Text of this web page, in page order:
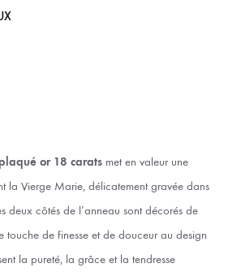
or 18 carats met en valeur une
la Vierge Marie, délicatement gravée dans
deux côtés de l’anneau sont décorés de
touche de finesse et de douceur au design
la pureté, la grâce et la tendresse